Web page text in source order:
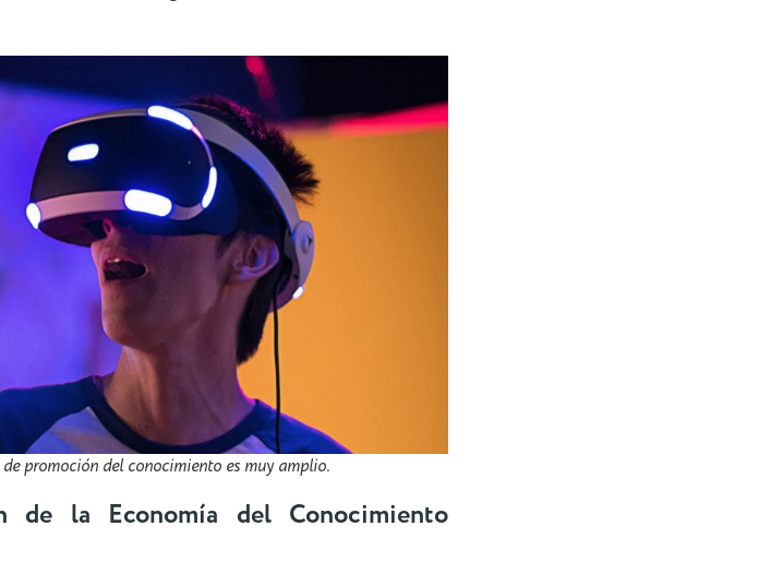
promoción del conocimiento es muy amplio.
de la Economía del Conocimiento